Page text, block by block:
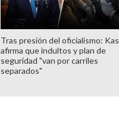
Tras presión del oficialismo:
afirma que indultos y plan de
seguridad "van por carriles
separados"